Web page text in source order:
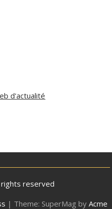
d'actualité
reserved
| Theme: SuperMag by Acme